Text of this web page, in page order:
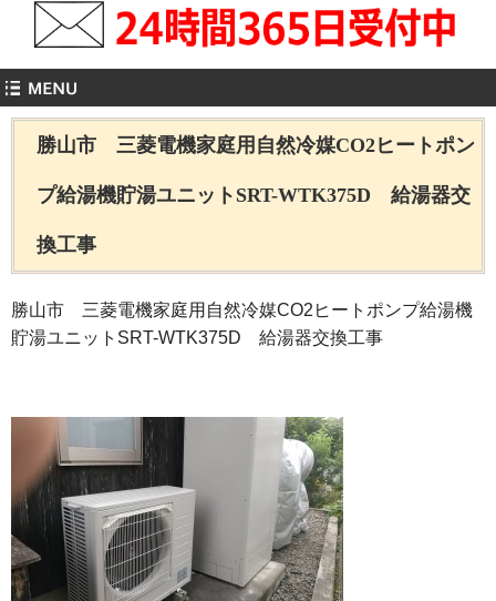
勝山市 三菱電機家庭用自然冷媒CO2ヒートポン
プ給湯機貯湯ユニットSRT-WTK375D 給湯器交
換工事
勝山市 三菱電機家庭用自然冷媒CO2ヒートポンプ給湯機
貯湯ユニットSRT-WTK375D 給湯器交換工事